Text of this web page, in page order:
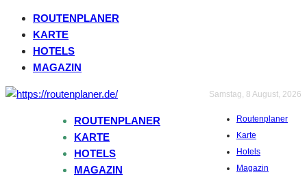
ROUTENPLANER
KARTE
HOTELS
MAGAZIN
Samstag, 8 August, 2026
Routenplaner
Karte
Hotels
Magazin
ROUTENPLANER
KARTE
HOTELS
MAGAZIN